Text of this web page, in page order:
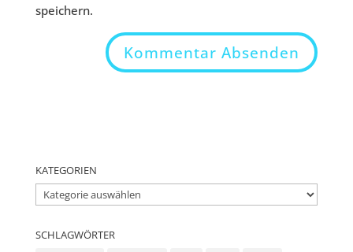
speichern.
KATEGORIEN
Kategorien
SCHLAGWÖRTER